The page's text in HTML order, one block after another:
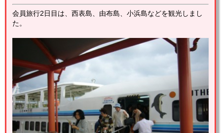
会員旅行2日目は、西表島、由布島、小浜島などを観光しまし
た。